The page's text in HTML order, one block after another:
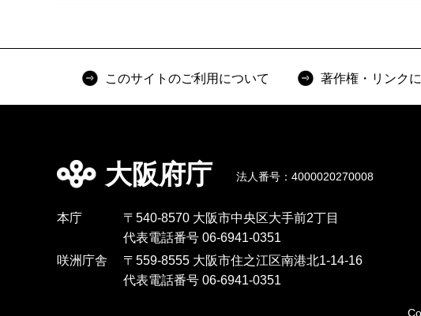
このサイトのご利用について 著作権・リンク
大阪府庁 法人番号：4000020270008
本庁
〒540-8570 大阪市中央区大手前2丁目
代表電話番号 06-6941-0351
咲洲庁舎
〒559-8555 大阪市住之江区南港北1-14-16
代表電話番号 06-6941-0351